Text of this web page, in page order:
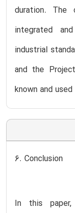
duration.
integrated
industrial
and the
known and
6. Conclusion
In this